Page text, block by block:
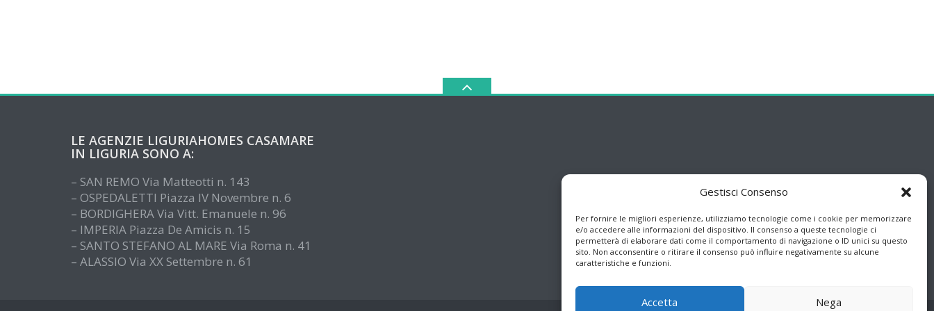
Gestisci Consenso
Per fornire le migliori esperienze, utilizziamo tecnologie come i cookie per memorizzare
e/o accedere alle informazioni del dispositivo. Il consenso a queste tecnologie ci
permetterà di elaborare dati come il comportamento di navigazione o ID unici su questo
sito. Non acconsentire o ritirare il consenso può influire negativamente su alcune
caratteristiche e funzioni.
Accetta Nega
LE AGENZIE LIGURIAHOMES CASAMARE
IN LIGURIA SONO A:
– SAN REMO Via Matteotti n. 143
– OSPEDALETTI Piazza IV Novembre n. 6
– BORDIGHERA Via Vitt. Emanuele n. 96
– IMPERIA Piazza De Amicis n. 15
– SANTO STEFANO AL MARE Via Roma n. 41
– ALASSIO Via XX Settembre n. 61